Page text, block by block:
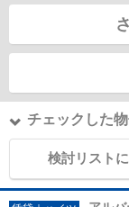
チェックした
検討リスト